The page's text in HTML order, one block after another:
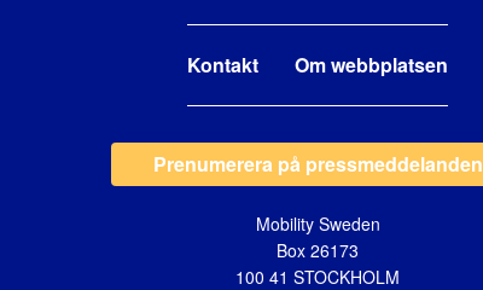
Kontakt Om webbplatsen
Prenumerera på pressmeddelanden
Mobility Sweden
Box 26173
100 41 STOCKHOLM